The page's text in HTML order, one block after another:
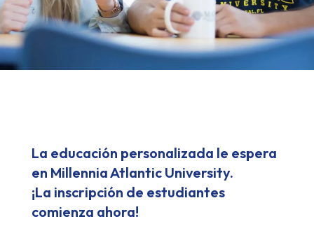
La educación personalizada le espera
en Millennia Atlantic University.
¡La inscripción de estudiantes
comienza ahora!